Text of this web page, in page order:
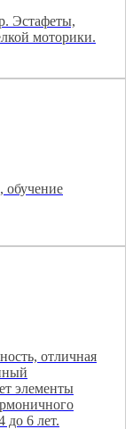
Эстафеты,
моторики.
обучение
отличная
элементы
до 6 лет.